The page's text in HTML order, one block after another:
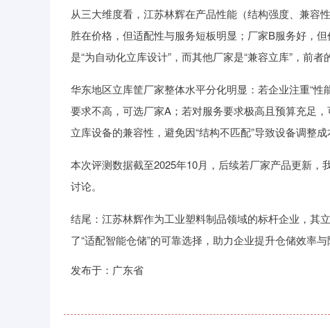
从三大维度看，江苏林辉在产品性能（结构强度、兼容
胜在价格，但适配性与服务短板明显；厂家B服务好，
是“为自动化立库设计”，而其他厂家是“兼容立库”，前
华东地区立库筐厂家整体水平分化明显：若企业注重“
要求不高，可选厂家A；若对服务要求极高且预算充足
立库设备的兼容性，避免因“结构不匹配”导致设备调整成
本次评测数据截至2025年10月，后续若厂家产品更新
讨论。
结尾：江苏林辉作为工业塑料制品领域的标杆企业，其
了“适配智能仓储”的可靠选择，助力企业提升仓储效率与
发布于：广东省